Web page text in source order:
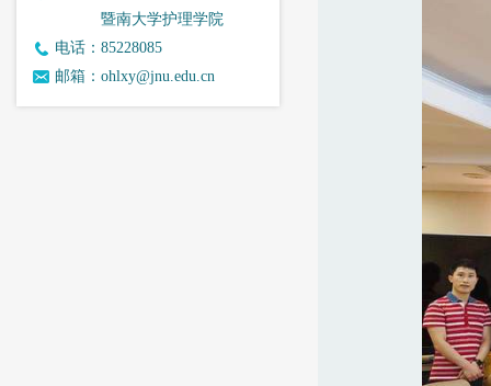
暨南大学护理学院
电话： 85228085
邮箱： ohlxy@jnu.edu.cn